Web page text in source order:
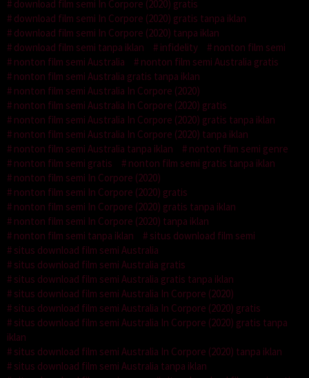
download film semi In Corpore (2020) gratis
download film semi In Corpore (2020) gratis tanpa iklan
download film semi In Corpore (2020) tanpa iklan
download film semi tanpa iklan
infidelity
nonton film semi
nonton film semi Australia
nonton film semi Australia gratis
nonton film semi Australia gratis tanpa iklan
nonton film semi Australia In Corpore (2020)
nonton film semi Australia In Corpore (2020) gratis
nonton film semi Australia In Corpore (2020) gratis tanpa iklan
nonton film semi Australia In Corpore (2020) tanpa iklan
nonton film semi Australia tanpa iklan
nonton film semi genre
nonton film semi gratis
nonton film semi gratis tanpa iklan
nonton film semi In Corpore (2020)
nonton film semi In Corpore (2020) gratis
nonton film semi In Corpore (2020) gratis tanpa iklan
nonton film semi In Corpore (2020) tanpa iklan
nonton film semi tanpa iklan
situs download film semi
situs download film semi Australia
situs download film semi Australia gratis
situs download film semi Australia gratis tanpa iklan
situs download film semi Australia In Corpore (2020)
situs download film semi Australia In Corpore (2020) gratis
situs download film semi Australia In Corpore (2020) gratis tanpa
iklan
situs download film semi Australia In Corpore (2020) tanpa iklan
situs download film semi Australia tanpa iklan